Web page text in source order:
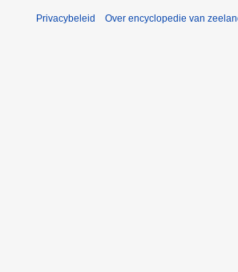
Privacybeleid Over encyclopedie van